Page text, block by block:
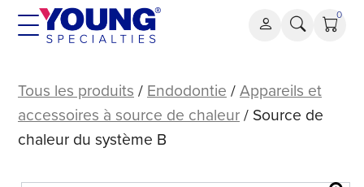
Aller
0
de
chaleur
du
Tous les produits / Endodontie /Appareils et
accessoires à source de chaleur/ Source de
chaleur du système B